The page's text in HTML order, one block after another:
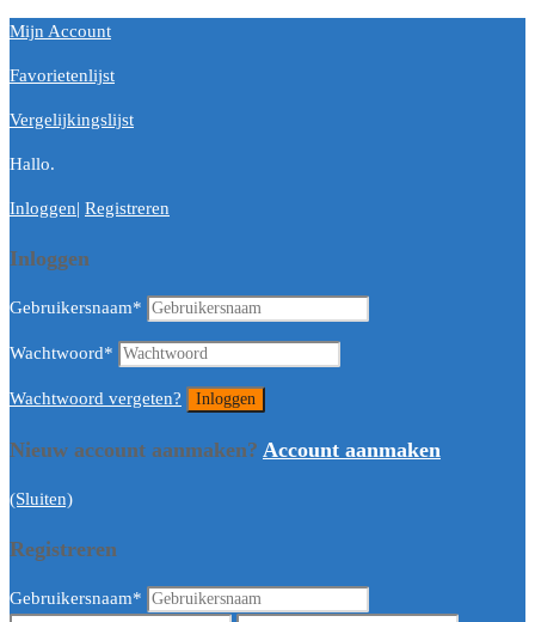
Mijn Account
Favorietenlijst
Vergelijkingslijst
Hallo.
Inloggen| Registreren
Inloggen
Gebruikersnaam*
Wachtwoord*
Wachtwoord vergeten?
Nieuw account aanmaken? Account aanmaken
(Sluiten)
Registreren
Gebruikersnaam*